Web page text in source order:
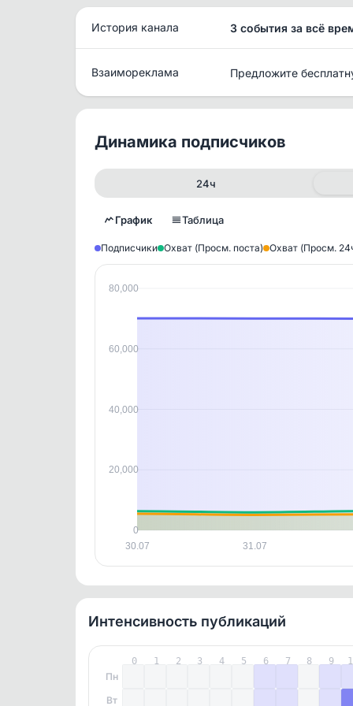
История канала 3 события за всё
Взаимореклама Предложите
Динамика подписчиков
24ч
График Таблица
Подписчики Охват (Просм. поста) Охват (Просм.
30.07 31.07
80,000
60,000
40,000
20,000
0
Интенсивность публикаций
0 1 2 3 4 5 6 7 8 9
Пн
Вт